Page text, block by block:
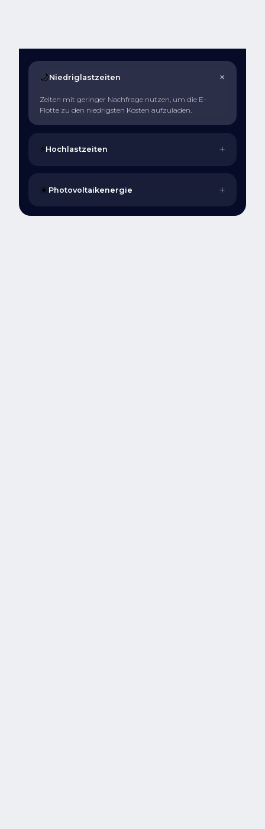
🌙Niedriglastzeiten +
Zeiten mit geringer Nachfrage nutzen, um die E-
Flotte zu den niedrigsten Kosten aufzuladen.
⚡Hochlastzeiten +
☀️Photovoltaikenergie +